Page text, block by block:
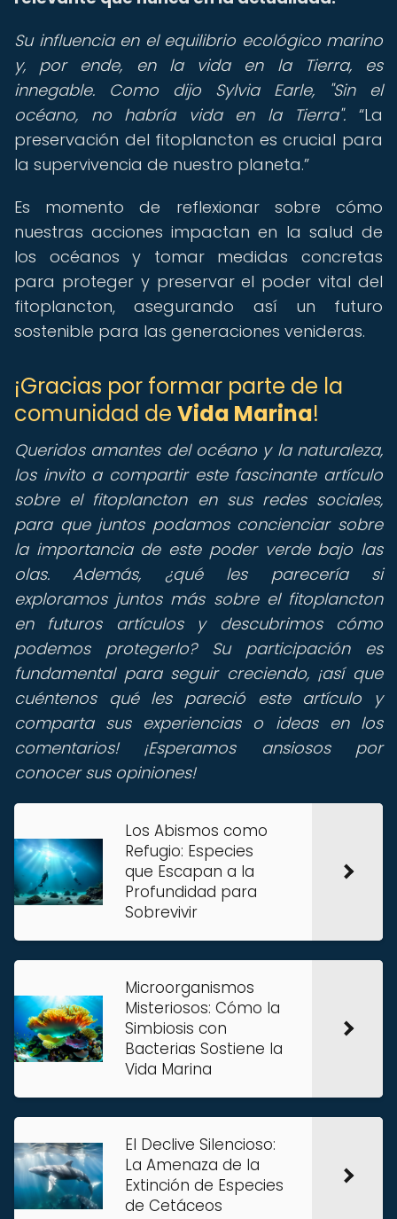
Su influencia en el equilibrio ecológico marino
y, por ende, en la vida en la Tierra, es
innegable. Como dijo Sylvia Earle, "Sin el
océano, no habría vida en la Tierra".
La
preservación del fitoplancton es crucial para
la supervivencia de nuestro planeta.
Es momento de reflexionar sobre cómo
nuestras acciones impactan en la salud de
los océanos y tomar medidas concretas
para proteger y preservar el poder vital del
fitoplancton, asegurando así un futuro
sostenible para las generaciones venideras.
¡Gracias por formar parte de la
comunidad de Vida Marina!
Queridos amantes del océano y la naturaleza,
los invito a compartir este fascinante artículo
sobre el fitoplancton en sus redes sociales,
para que juntos podamos concienciar sobre
la importancia de este poder verde bajo las
olas. Además, ¿qué les parecería si
exploramos juntos más sobre el fitoplancton
en futuros artículos y descubrimos cómo
podemos protegerlo? Su participación es
fundamental para seguir creciendo, ¡así que
cuéntenos qué les pareció este artículo y
comparta sus experiencias o ideas en los
comentarios!¡Esperamos ansiosos por
conocer sus opiniones!
Los Abismos como
Refugio: Especies
que Escapan a la
Profundidad para
Sobrevivir
Microorganismos
Misteriosos: Cómo la
Simbiosis con
Bacterias Sostiene la
Vida Marina
El Declive Silencioso:
La Amenaza de la
Extinción de Especies
de Cetáceos